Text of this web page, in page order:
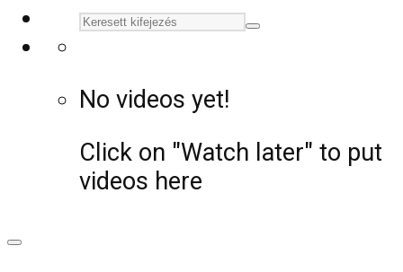
No videos yet!
Click on "Watch later" to put
videos here